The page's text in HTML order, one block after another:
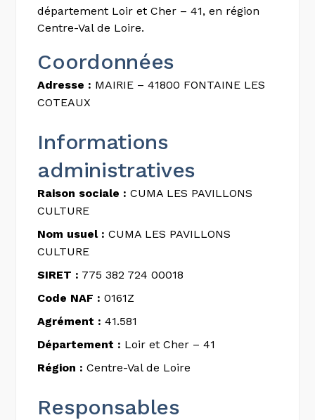
département Loir et Cher – 41, en région
Centre-Val de Loire.
Coordonnées
Adresse : MAIRIE – 41800 FONTAINE LES
COTEAUX
Informations
administratives
Raison sociale : CUMA LES PAVILLONS
CULTURE
Nom usuel : CUMA LES PAVILLONS
CULTURE
SIRET : 775 382 724 00018
Code NAF : 0161Z
Agrément : 41.581
Département : Loir et Cher – 41
Région : Centre-Val de Loire
Responsables